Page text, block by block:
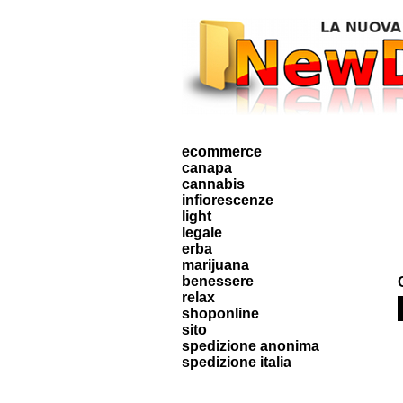
ecommerce
canapa
cannabis
infiorescenze
light
legale
erba
marijuana
benessere
relax
shoponline
sito
spedizione anonima
spedizione italia